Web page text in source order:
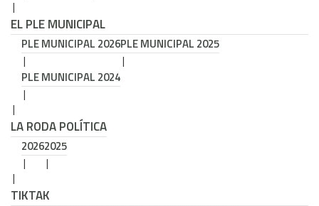
EL PLE MUNICIPAL
PLE MUNICIPAL 2026PLE MUNICIPAL 2025
PLE MUNICIPAL 2024
LA RODA POLÍTICA
20262025
TIKTAK